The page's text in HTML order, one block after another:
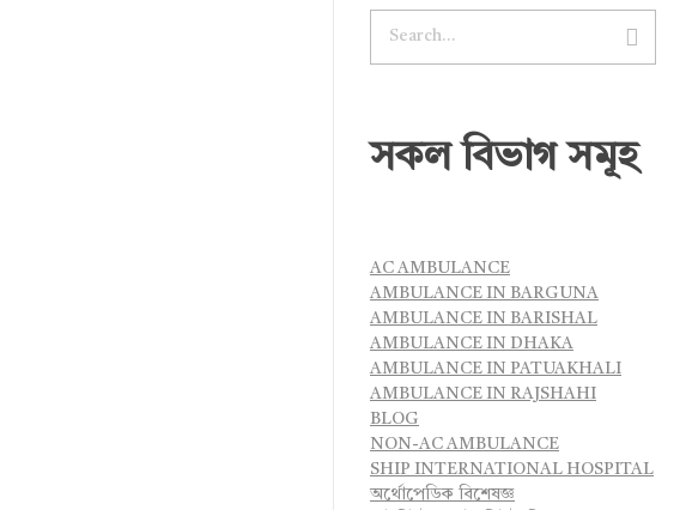
সকল বিভাগ সমূহ
AC AMBULANCE
AMBULANCE IN BARGUNA
AMBULANCE IN BARISHAL
AMBULANCE IN DHAKA
AMBULANCE IN PATUAKHALI
AMBULANCE IN RAJSHAHI
BLOG
NON-AC AMBULANCE
SHIP INTERNATIONAL HOSPITAL
অর্থোপেডিক বিশেষজ্ঞ